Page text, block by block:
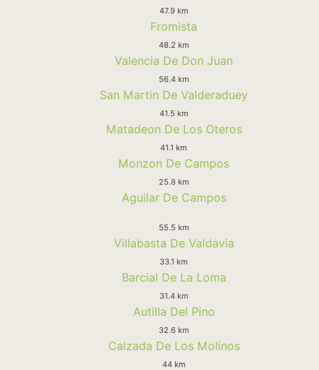
47.9 km
Fromista
48.2 km
Valencia De Don Juan
56.4 km
San Martin De Valderaduey
41.5 km
Matadeon De Los Oteros
41.1 km
Monzon De Campos
25.8 km
Aguilar De Campos
55.5 km
Villabasta De Valdavia
33.1 km
Barcial De La Loma
31.4 km
Autilla Del Pino
32.6 km
Calzada De Los Molinos
44 km